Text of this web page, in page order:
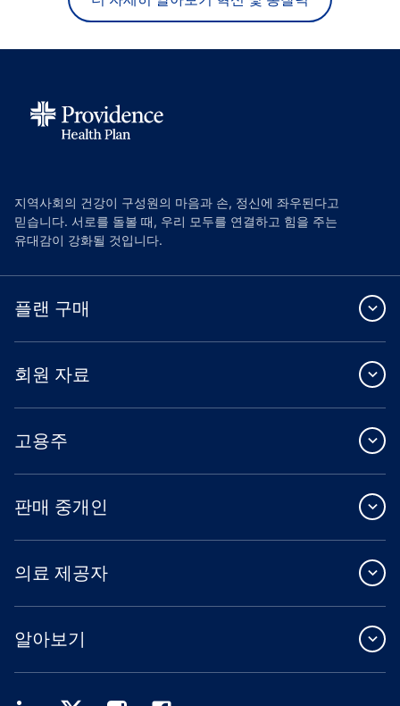
지역사회의 건강이 구성원의 마음과 손, 정신에 좌우된다고
믿습니다. 서로를 돌볼 때, 우리 모두를 연결하고 힘을 주는
유대감이 강화될 것입니다.
플랜 구매
회원 자료
고용주
판매 중개인
의료 제공자
알아보기